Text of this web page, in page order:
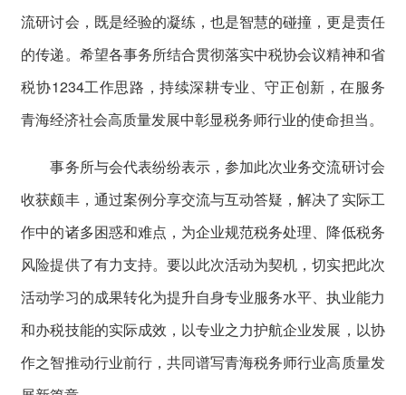
流研讨会，既是经验的凝练，也是智慧的碰撞，更是责任
的传递。希望各事务所结合贯彻落实中税协会议精神和省
税协1234工作思路，持续深耕专业、守正创新，在服务
青海经济社会高质量发展中彰显税务师行业的使命担当。
事务所与会代表纷纷表示，参加此次业务交流研讨会
收获颇丰，通过案例分享交流与互动答疑，解决了实际工
作中的诸多困惑和难点，为企业规范税务处理、降低税务
风险提供了有力支持。要以此次活动为契机，切实把此次
活动学习的成果转化为提升自身专业服务水平、执业能力
和办税技能的实际成效，以专业之力护航企业发展，以协
作之智推动行业前行，共同谱写青海税务师行业高质量发